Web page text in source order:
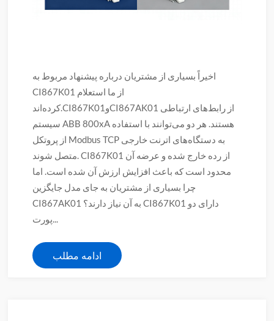
اخیراً بسیاری از مشتریان درباره پیشنهاد مربوط به
CI867K01 از ما استعلام
کرده‌اند.CI867K01وCI867AK01 از رابط‌های ارتباطی
سیستم ABB 800xA هستند. هر دو می‌توانند با استفاده
از پروتکل Modbus TCP به دستگاه‌های اترنت خارجی
متصل شوند. CI867K01 از رده خارج شده و عرضه آن
محدود است که باعث افزایش ارزش آن شده است. اما
چرا بسیاری از مشتریان به جای مدل جایگزین
CI867AK01 به آن نیاز دارند؟ CI867K01 دارای دو
پورت...
ادامه مطلب